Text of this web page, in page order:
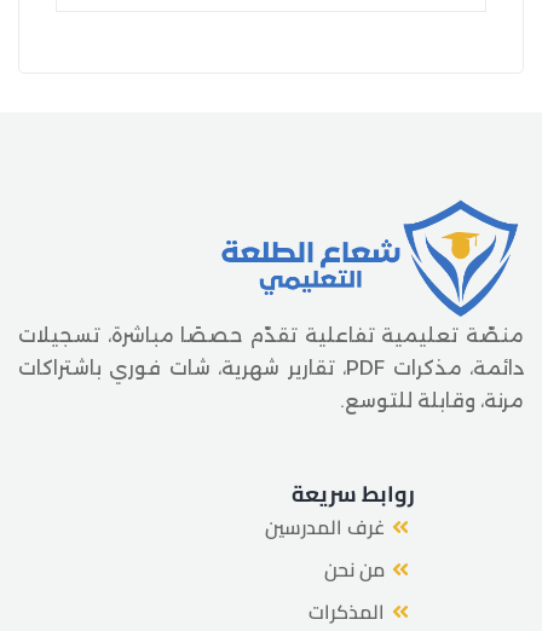
منصّة تعليمية تفاعلية تقدّم حصصًا مباشرة، تسجيلات
دائمة، مذكرات PDF، تقارير شهرية، شات فوري باشتراكات
مرنة، وقابلة للتوسع.
روابط سريعة
غرف المدرسين
من نحن
المذكرات